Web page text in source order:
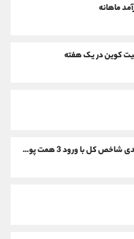
بورس 9 تیر 1405؛ رشد 68 هزار واحدی شاخص کل با ورود 3 همت پول حقیقی